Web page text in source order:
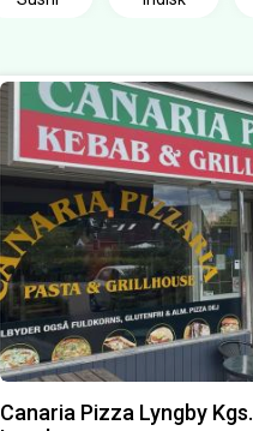
Canaria Pizza Lyngby Kgs.